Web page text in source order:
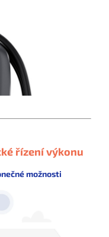
řízení výkonu
možnosti